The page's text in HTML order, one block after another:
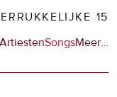
15
ArtiestenSongsMeerop
…